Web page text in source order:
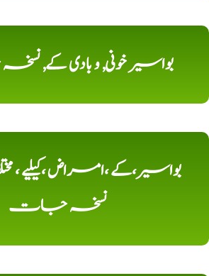
بواسیر خونی, و بادی کے,
بواسیر،کے ،امراض ،کیلیے ،
نسخہ جات